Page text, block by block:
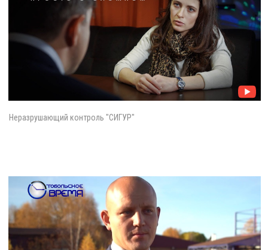
Неразрушающий контроль "СИГУР"